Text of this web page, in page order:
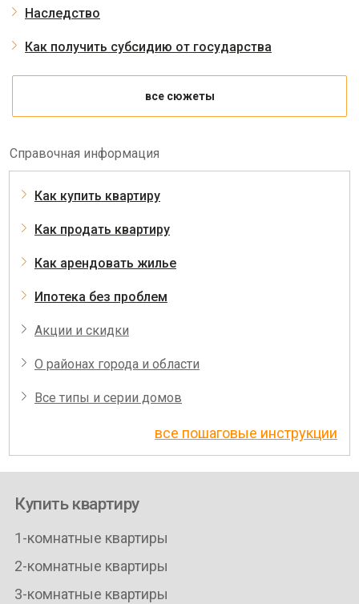
Наследство
Как получить субсидию от государства
все сюжеты
Справочная информация
Как купить квартиру
Как продать квартиру
Как арендовать жилье
Ипотека без проблем
Акции и скидки
О районах города и области
Все типы и серии домов
все пошаговые инструкции
Купить квартиру
1-комнатные квартиры
2-комнатные квартиры
3-комнатные квартиры